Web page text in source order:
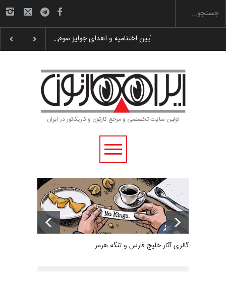
گزارش تصویری آیین اختتامیه و اهدای جوایز سوم…
اولین سایت تخصصی و مرجع کارتون و کاریکاتور در ایران
گالری آثار خلیج فارس و تنگه هرمز